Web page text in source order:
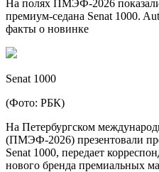
На полях ПМЭФ-2026
премиум-седана Senat 1000.
факты о новинке
Senat 1000
(Фото: РБК)
На Петербургском
(ПМЭФ-2026) презентовали
Senat 1000, передает
нового бренда премиальных